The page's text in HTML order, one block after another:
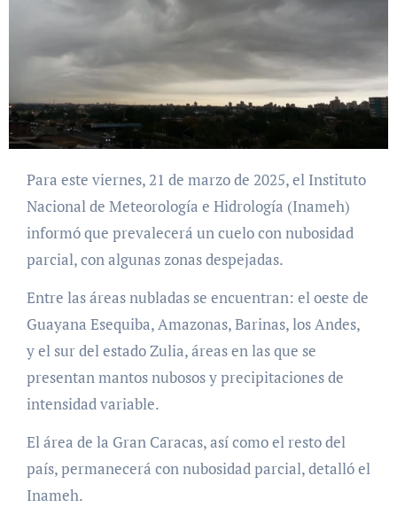
Para este viernes, 21 de marzo de 2025, el Instituto
Nacional de Meteorología e Hidrología (Inameh)
informó que prevalecerá un cuelo con nubosidad
parcial, con algunas zonas despejadas.
Entre las áreas nubladas se encuentran: el oeste de
Guayana Esequiba, Amazonas, Barinas, los Andes,
y el sur del estado Zulia, áreas en las que se
presentan mantos nubosos y precipitaciones de
intensidad variable.
El área de la Gran Caracas, así como el resto del
país, permanecerá con nubosidad parcial, detalló el
Inameh.